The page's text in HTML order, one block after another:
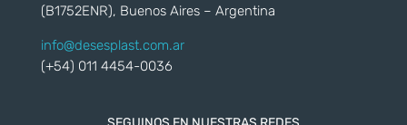
(B1752ENR), Buenos Aires – Argentina
info@desesplast.com.ar
(+54) 011 4454-0036